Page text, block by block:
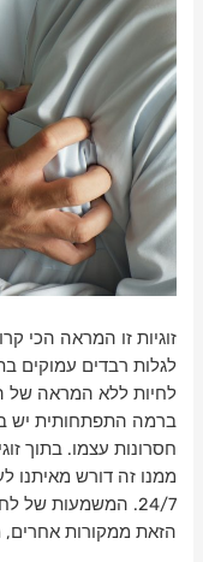
זוגיות זו המראה הכי
לגלות רבדים עמוקים
לחיות ללא המראה של
ברמה התפתחותית יש
חסרונות עצמו. בתוך
ממנו זה דורש מאיתנו
24/7. המשמעות של
הזאת ממקורות